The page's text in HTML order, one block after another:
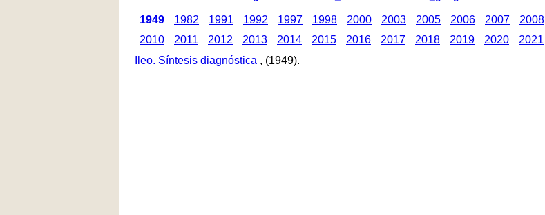
1949 1982 1991 1992 1997 1998 2000 2003 2005 2006 2007 2008
2010
2011 2012 2013 2014 2015 2016 2017 2018 2019 2020 2021
Ileo. Síntesis diagnóstica , (1949).